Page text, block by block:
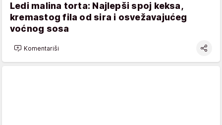
Ledi malina torta: Najlepši spoj keksa,
kremastog fila od sira i osvežavajućeg
voćnog sosa
Komentariši